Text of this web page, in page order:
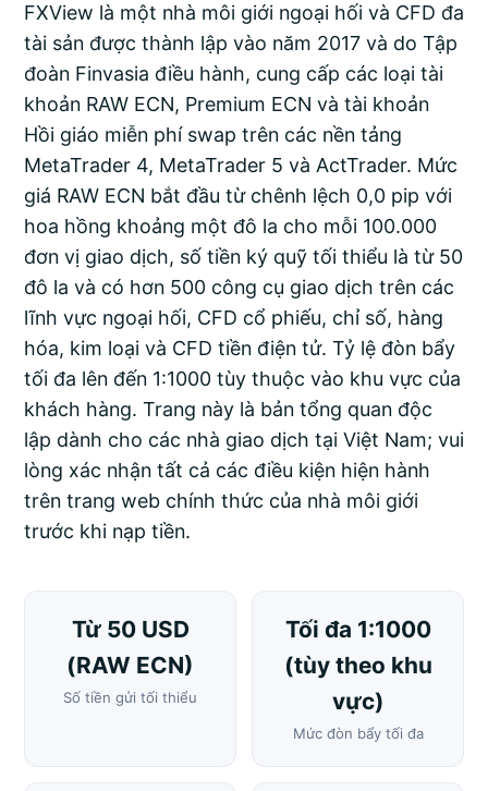
FXView là một nhà môi giới ngoại hối và CFD đa
tài sản được thành lập vào năm 2017 và do Tập
đoàn Finvasia điều hành, cung cấp các loại tài
khoản RAW ECN, Premium ECN và tài khoản
Hồi giáo miễn phí swap trên các nền tảng
MetaTrader 4, MetaTrader 5 và ActTrader. Mức
giá RAW ECN bắt đầu từ chênh lệch 0,0 pip với
hoa hồng khoảng một đô la cho mỗi 100.000
đơn vị giao dịch, số tiền ký quỹ tối thiểu là từ 50
đô la và có hơn 500 công cụ giao dịch trên các
lĩnh vực ngoại hối, CFD cổ phiếu, chỉ số, hàng
hóa, kim loại và CFD tiền điện tử. Tỷ lệ đòn bẩy
tối đa lên đến 1:1000 tùy thuộc vào khu vực của
khách hàng. Trang này là bản tổng quan độc
lập dành cho các nhà giao dịch tại Việt Nam; vui
lòng xác nhận tất cả các điều kiện hiện hành
trên trang web chính thức của nhà môi giới
trước khi nạp tiền.
Từ 50 USD
(RAW ECN)
Số tiền gửi tối thiểu
Tối đa 1:1000
(tùy theo khu
vực)
Mức đòn bẩy tối đa